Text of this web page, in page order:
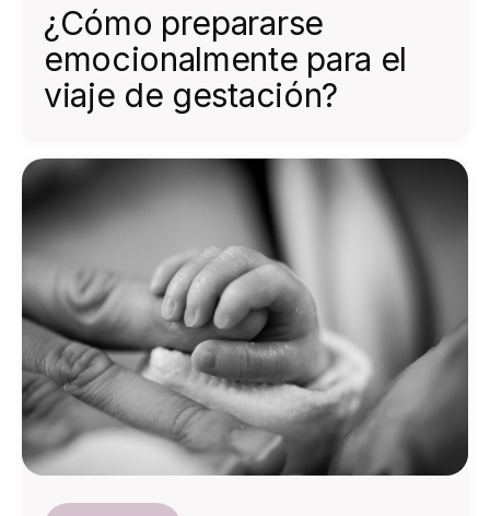
¿Cómo prepararse
emocionalmente para el
viaje de gestación?